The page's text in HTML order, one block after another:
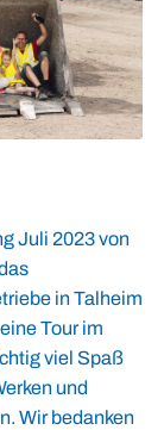
Juli 2023 von
in Talheim
Tour im
viel Spaß
und
Wir bedanken